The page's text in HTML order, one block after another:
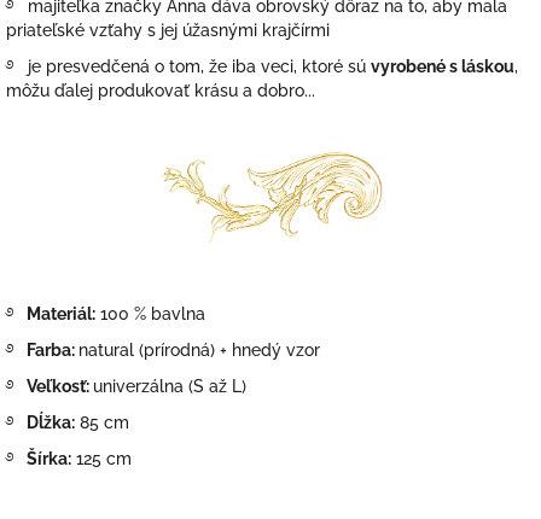
࿔ majiteľka značky Anna dáva obrovský dôraz na to, aby mala
priateľské vzťahy s jej úžasnými krajčírmi
࿔ je presvedčená o tom, že iba veci, ktoré sú vyrobené s láskou,
môžu ďalej produkovať krásu a dobro...
࿔ Materiál: 100 % bavlna
࿔
Farba: natural (prírodná) + hnedý vzor
࿔
Veľkosť: univerzálna (S až L)
࿔
Dĺžka: 85 cm
࿔
Šírka: 125 cm